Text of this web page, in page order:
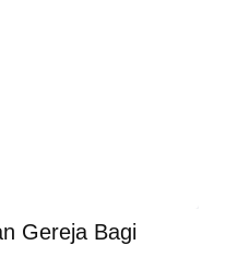
Gereja Bagi